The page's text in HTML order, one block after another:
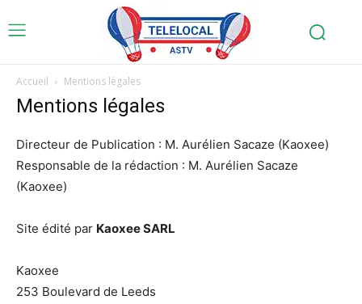
Accueil Mentions légales
Mentions légales
Directeur de Publication : M. Aurélien Sacaze (Kaoxee)
Responsable de la rédaction : M. Aurélien Sacaze
(Kaoxee)
Site édité par Kaoxee SARL
Kaoxee
253 Boulevard de Leeds